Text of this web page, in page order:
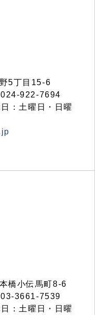
5丁目15-6
922-7694
：土曜日・日曜
橋小伝馬町8-6
3661-7539
：土曜日・日曜